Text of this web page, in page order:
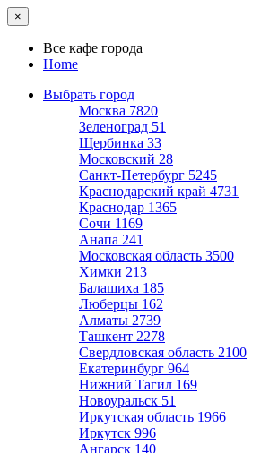
×
Все кафе города
Home
Выбрать город
Москва 7820
Зеленоград 51
Щербинка 33
Московский 28
Санкт-Петербург 5245
Краснодарский край 4731
Краснодар 1365
Сочи 1169
Анапа 241
Московская область 3500
Химки 213
Балашиха 185
Люберцы 162
Алматы 2739
Ташкент 2278
Свердловская область 2100
Екатеринбург 964
Нижний Тагил 169
Новоуральск 51
Иркутская область 1966
Иркутск 996
Ангарск 140